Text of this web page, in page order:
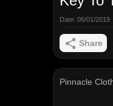
Date: 06/01/2019
Share
Pinnacle